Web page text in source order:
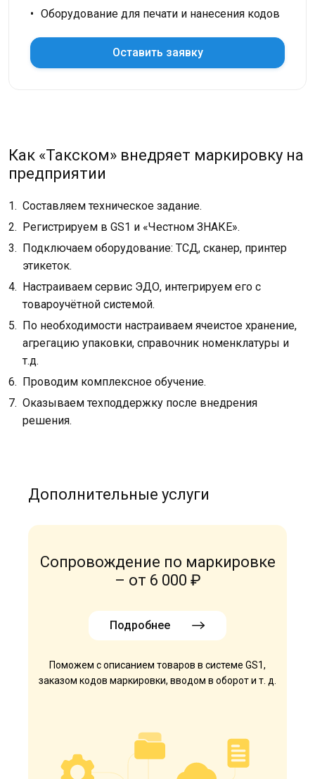
Оборудование для печати и нанесения кодов
Оставить заявку
Как «Такском» внедряет маркировку на
предприятии
Составляем техническое задание.
Регистрируем в GS1 и «Честном ЗНАКЕ».
Подключаем оборудование: ТСД, сканер, принтер
этикеток.
Настраиваем сервис ЭДО, интегрируем его с
товароучётной системой.
По необходимости настраиваем ячеистое хранение,
агрегацию упаковки, справочник номенклатуры и
т.д.
Проводим комплексное обучение.
Оказываем техподдержку после внедрения
решения.
Дополнительные услуги
Сопровождение по маркировке
– от 6 000 ₽
Подробнее
Поможем с описанием товаров в системе GS1,
заказом кодов маркировки, вводом в оборот и т. д.